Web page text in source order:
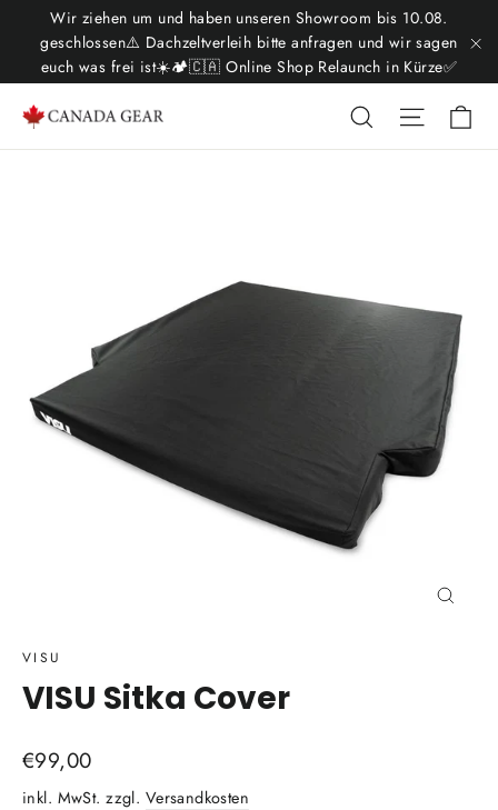
Inhalt
Wir ziehen um und haben unseren Showroom bis 10.08.
geschlossen⚠️ Dachzeltverleih bitte anfragen und wir sagen
euch was frei ist☀️🏕️🇨🇦 Online Shop Relaunch in Kürze✅
Suche
VISU
VISU Sitka Cover
Normaler
Preis
€99,00
inkl. MwSt. zzgl. Versandkosten